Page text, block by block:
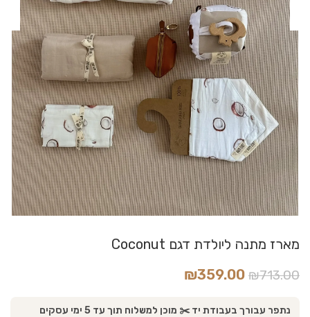
מארז מתנה ליולדת דגם Coconut
₪713.00
₪359.00
נתפר עבורך בעבודת יד ✂️ מוכן למשלוח תוך עד 5 ימי עסקים